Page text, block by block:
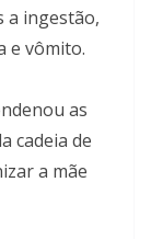
a ingestão,
e vômito.
as
cadeia de
a mãe